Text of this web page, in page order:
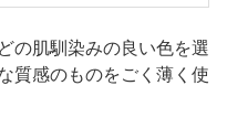
の肌馴染みの良い色を選
質感のものをごく薄く使